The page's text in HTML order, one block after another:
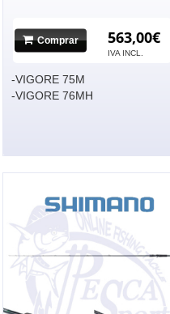
Comprar 563,00€
IVA INCL.
-VIGORE 75M
-VIGORE 76MH